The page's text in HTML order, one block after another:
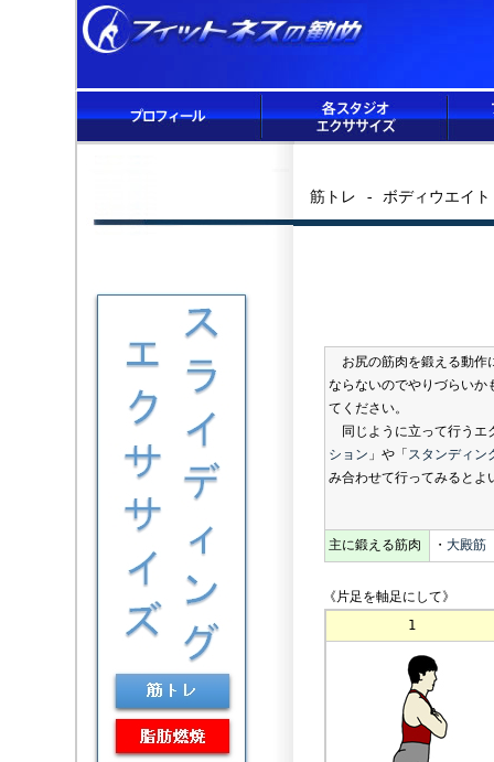
筋トレ - ボディウエイト
お尻の筋肉を鍛える動作
ならないのでやりづらいか
てください。
同じように立って行うエ
ション 」や「 スタンディン
み合わせて行ってみるとよ
主に鍛える筋肉 ・ 大殿筋
《片足を軸足にして》
1